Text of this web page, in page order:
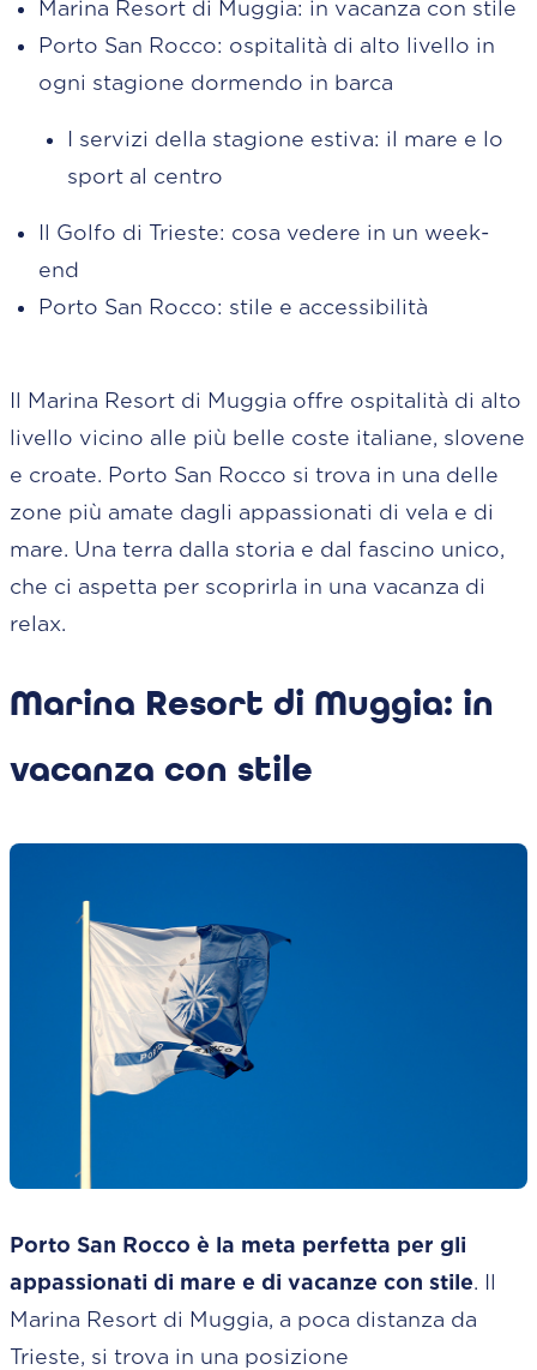
Marina Resort di Muggia: in vacanza con stile
Porto San Rocco: ospitalità di alto livello in
ogni stagione dormendo in barca
I servizi della stagione estiva: il mare e lo
sport al centro
Il Golfo di Trieste: cosa vedere in un week-
end
Porto San Rocco: stile e accessibilità
Il Marina Resort di Muggia offre ospitalità di alto
livello vicino alle più belle coste italiane, slovene
e croate. Porto San Rocco si trova in una delle
zone più amate dagli appassionati di vela e di
mare. Una terra dalla storia e dal fascino unico,
che ci aspetta per scoprirla in una vacanza di
relax.
Marina Resort di Muggia: in
vacanza con stile
Porto San Rocco è la meta perfetta per gli
appassionati di mare e di vacanze con stile. Il
Marina Resort di Muggia, a poca distanza da
Trieste, si trova in una posizione